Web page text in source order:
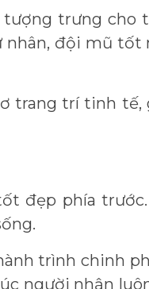
trưng cho
nhân, đội mũ
trang trí tinh
đẹp phía
trình chinh
người nhận